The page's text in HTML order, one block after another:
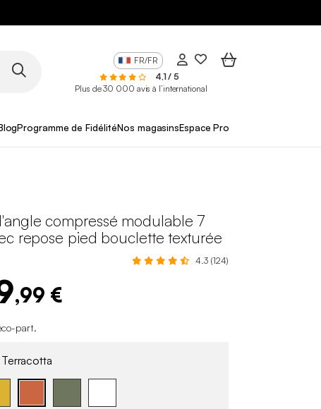
FR/FR
4,1 / 5
Plus de 30 000 avis à l’international
Programme de FidélitéNos magasinsEspace Pro
compressé modulable 7
repose pied bouclette texturée
4.3 (124)
,99 €
part.
Terracotta